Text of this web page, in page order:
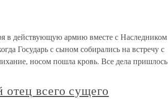
в действующую армию вместе с Наследником
Государь с сыном собирались на встречу с
носом пошла кровь. Все дела пришлось
всего сущего